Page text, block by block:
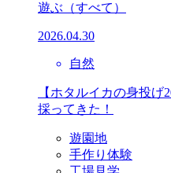
遊ぶ （すべて）
2026.04.30
自然
【ホタルイカの身投げ
採ってきた！
遊園地
手作り体験